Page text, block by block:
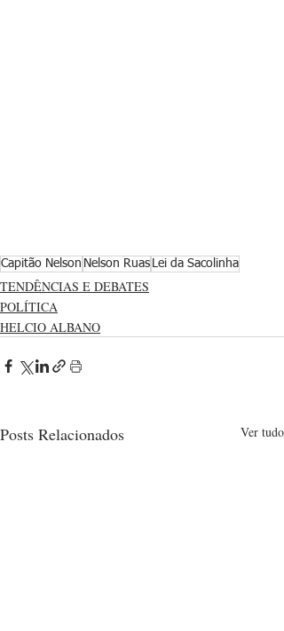
Capitão Nelson Nelson Ruas Lei da Sacolinha
TENDÊNCIAS E DEBATES
POLÍTICA
HELCIO ALBANO
Posts Relacionados Ver tudo